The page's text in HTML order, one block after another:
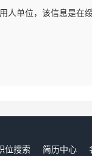
人单位，该信息是在
位搜索 简历中心